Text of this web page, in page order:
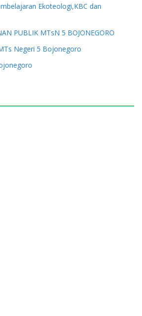
Ekoteologi,KBC dan
PUBLIK MTsN 5 BOJONEGORO
Negeri 5 Bojonegoro